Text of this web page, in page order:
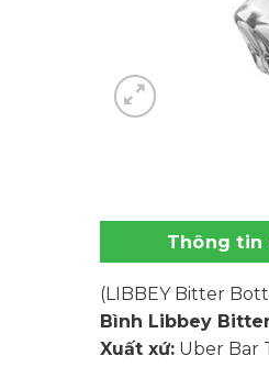
Thông tin
(LIBBEY Bitter
Bình Libbey
Xuất xứ:Uber Bar